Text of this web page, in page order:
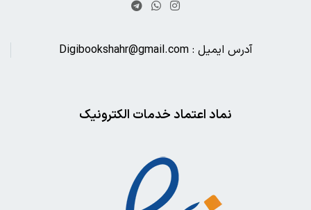
آدرس ایمیل : Digibookshahr@gmail.com
نماد اعتماد خدمات الکترونیک